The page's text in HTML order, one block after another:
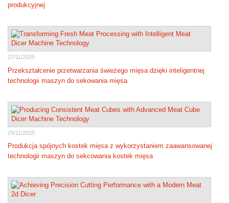
produkcyjnej
27/11/2025
Przekształcenie przetwarzania świeżego mięsa dzięki inteligentnej
technologii maszyn do sekowania mięsa
25/11/2025
Produkcja spójnych kostek mięsa z wykorzystaniem zaawansowanej
technologii maszyn do sekcowania kostek mięsa